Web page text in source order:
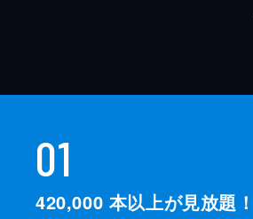
01
420,000 本以上が見放題！